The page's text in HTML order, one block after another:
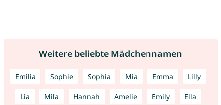
Weitere beliebte Mädchennamen
Emilia Sophie Sophia Mia Emma Lilly
Lia Mila Hannah Amelie Emily Ella